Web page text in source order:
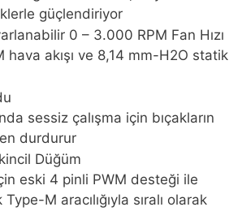
güçlendiriyor
0 – 3.000 RPM Fan Hızı
hava akışı ve 8,14 mm-H2O statik
sessiz çalışma için bıçakların
durdurur
Düğüm
eski 4 pinli PWM desteği ile
M aracılığıyla sıralı olarak